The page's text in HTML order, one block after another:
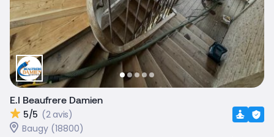
E.I Beaufrere Damien
5/5 (2 avis)
Baugy (18800)